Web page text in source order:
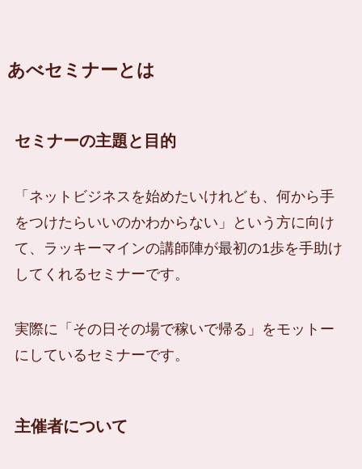
あべセミナーとは
セミナーの主題と目的
「ネットビジネスを始めたいけれども、何から手
をつけたらいいのかわからない」という方に向け
て、ラッキーマインの講師陣が最初の1歩を手助け
してくれるセミナーです。
実際に「その日その場で稼いで帰る」をモットー
にしているセミナーです。
主催者について